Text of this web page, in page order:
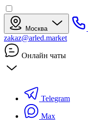
Москва
zakaz@arled.market
Онлайн чаты
Telegram
Max